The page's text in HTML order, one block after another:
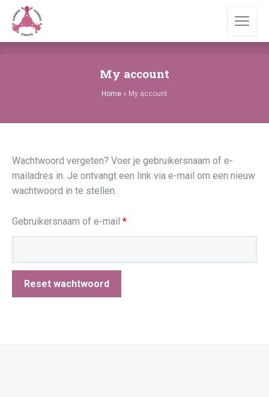
My account
Home » My account
Wachtwoord vergeten? Voer je gebruikersnaam of e-
mailadres in. Je ontvangt een link via e-mail om een nieuw
wachtwoord in te stellen.
Gebruikersnaam of e-mail *Vereist
Reset wachtwoord